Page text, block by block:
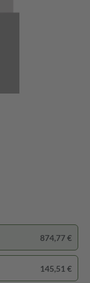
874,77 €
145,51 €